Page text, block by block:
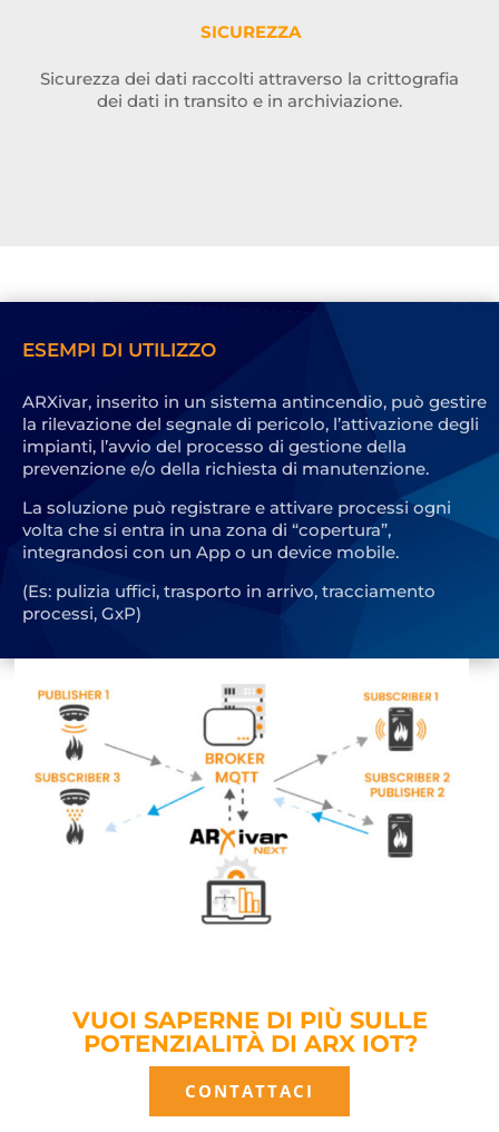
SICUREZZA
Sicurezza dei dati raccolti attraverso la crittografia
dei dati in transito e in archiviazione.
ESEMPI DI UTILIZZO
ARXivar, inserito in un sistema antincendio, può gestire
la rilevazione del segnale di pericolo, l’attivazione degli
impianti, l’avvio del processo di gestione della
prevenzione e/o della richiesta di manutenzione.
La soluzione può registrare e attivare processi ogni
volta che si entra in una zona di “copertura”,
integrandosi con un App o un device mobile.
(Es: pulizia uffici, trasporto in arrivo, tracciamento
processi, GxP)
VUOI SAPERNE DI PIÙ SULLE
POTENZIALITÀ DI ARX IOT?
CONTATTACI